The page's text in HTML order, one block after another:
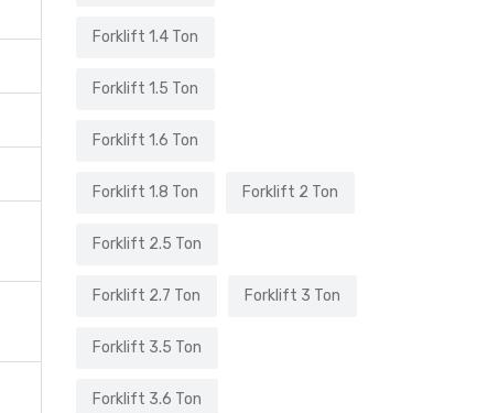
Forklift 1.4 Ton
Forklift 1.5 Ton
Forklift 1.6 Ton
Forklift 1.8 Ton Forklift 2 Ton
Forklift 2.5 Ton
Forklift 2.7 Ton Forklift 3 Ton
Forklift 3.5 Ton
Forklift 3.6 Ton